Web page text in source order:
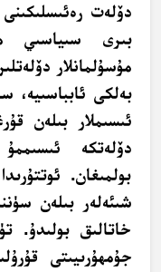
دۆلەت
بىرى سىياسىي
مۇسۇلمانلار
بەلكى ئابباسىيە،
ئىسىملار بىلەن
دۆلەتكە ئىسىممۇ
بولمىغان.
شىئەلەر بىلەن
خاتالىق بولىدۇ.
جۇمھۇرىيىتى